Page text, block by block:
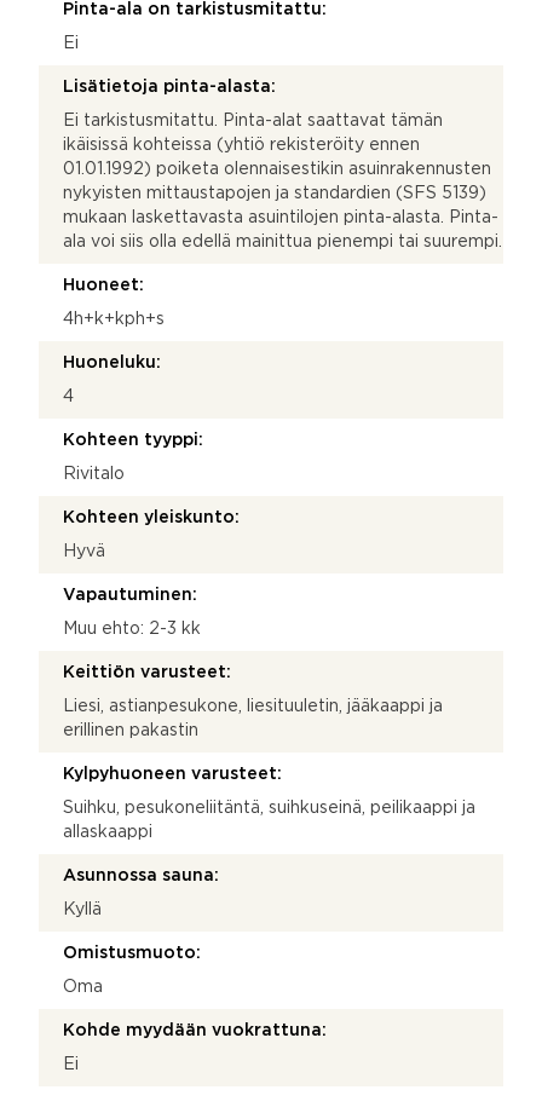
Pinta-ala on tarkistusmitattu:
Ei
Lisätietoja pinta-alasta:
Ei tarkistusmitattu. Pinta-alat saattavat tämän
ikäisissä kohteissa (yhtiö rekisteröity ennen
01.01.1992) poiketa olennaisestikin asuinrakennusten
nykyisten mittaustapojen ja standardien (SFS 5139)
mukaan laskettavasta asuintilojen pinta-alasta. Pinta-
ala voi siis olla edellä mainittua pienempi tai suurempi.
Huoneet:
4h+k+kph+s
Huoneluku:
4
Kohteen tyyppi:
Rivitalo
Kohteen yleiskunto:
Hyvä
Vapautuminen:
Muu ehto: 2-3 kk
Keittiön varusteet:
Liesi, astianpesukone, liesituuletin, jääkaappi ja
erillinen pakastin
Kylpyhuoneen varusteet:
Suihku, pesukoneliitäntä, suihkuseinä, peilikaappi ja
allaskaappi
Asunnossa sauna:
Kyllä
Omistusmuoto:
Oma
Kohde myydään vuokrattuna:
Ei